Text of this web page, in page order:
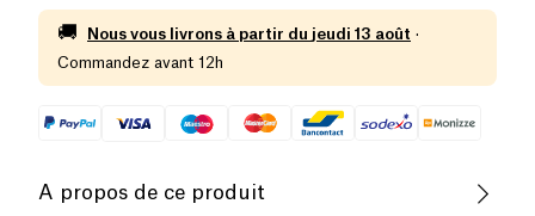
🚚 Nous vous livrons à partir du jeudi 13 août ·
Commandez avant 12h
A propos de ce produit